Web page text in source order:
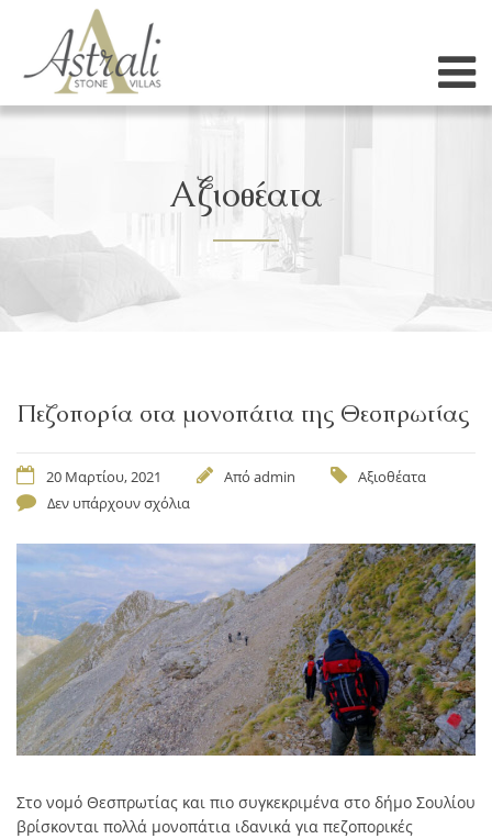
Αξιοθέατα
Πεζοπορία στα μονοπάτια της Θεσπρωτίας
20 Μαρτίου, 2021 Από admin
Αξιοθέατα
Δεν υπάρχουν σχόλια
Στο νομό Θεσπρωτίας και πιο συγκεκριμένα στο δήμο Σουλίου
βρίσκονται πολλά μονοπάτια ιδανικά για πεζοπορικές